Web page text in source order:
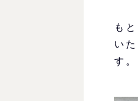
も
い
す。